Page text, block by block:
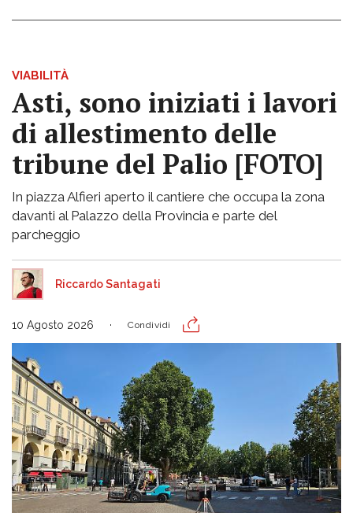
VIABILITÀ
Asti, sono iniziati i lavori
di allestimento delle
tribune del Palio [FOTO]
In piazza Alfieri aperto il cantiere che occupa la zona
davanti al Palazzo della Provincia e parte del
parcheggio
Riccardo Santagati
10 Agosto 2026 Condividi